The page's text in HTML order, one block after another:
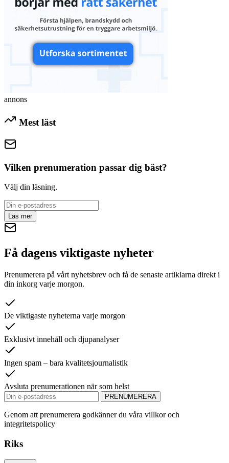
annons
Mest läst
Vilken prenumeration passar dig bäst?
Välj din läsning.
Läs mer
Få dagens viktigaste nyheter
Prenumerera på vårt nyhetsbrev och få de senaste artiklarna direkt i
din inkorg varje morgon.
De viktigaste nyheterna varje morgon
Exklusivt innehåll och djupanalyser
Ingen spam – bara kvalitetsjournalistik
Avsluta prenumerationen när som helst
PRENUMERERA
Genom att prenumerera godkänner du våra villkor och
integritetspolicy
Riks